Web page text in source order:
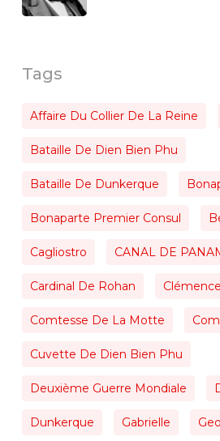
Tags
Affaire Du Collier De La Reine
Bataille De Dien Bien Phu
Bataille De Dunkerque
Bonaparte Premier Consul
Cagliostro CANAL DE
Cardinal De Rohan
Comtesse De La Motte
Cuvette De Dien Bien Phu
Deuxième Guerre Mondiale
Dunkerque Gabrielle